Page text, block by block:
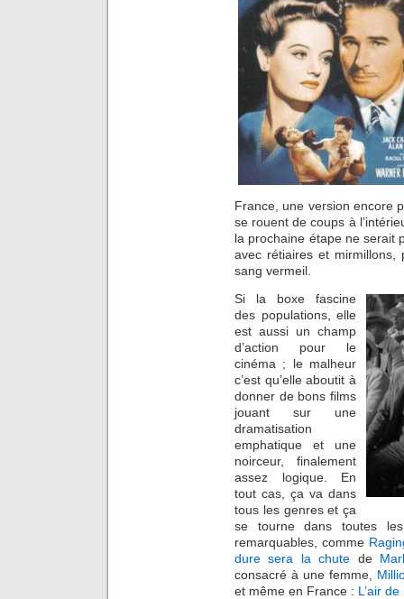
France, une version encore
se rouent de coups à
la prochaine étape ne serait
avec rétiaires et mirmillons,
sang vermeil.
Si la boxe fascine
des populations, elle
est aussi un champ
d’action pour le
cinéma ; le malheur
c’est qu’elle aboutit à
donner de bons films
jouant sur une
dramatisation
emphatique et une
noirceur, finalement
assez logique. En
tout cas, ça va dans
tous les genres et ça
se tourne dans toutes
remarquables, comme
dure sera la chute de
consacré à une femme,
et même en France : L’air